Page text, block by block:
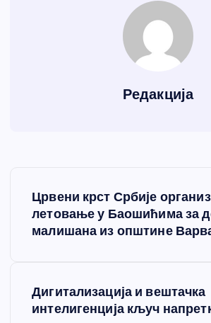
Редакција
Црвени крст Србије
летовање у Баошићима за
малишана из општине
Дигитализација и вештачка
интелигенција кључ